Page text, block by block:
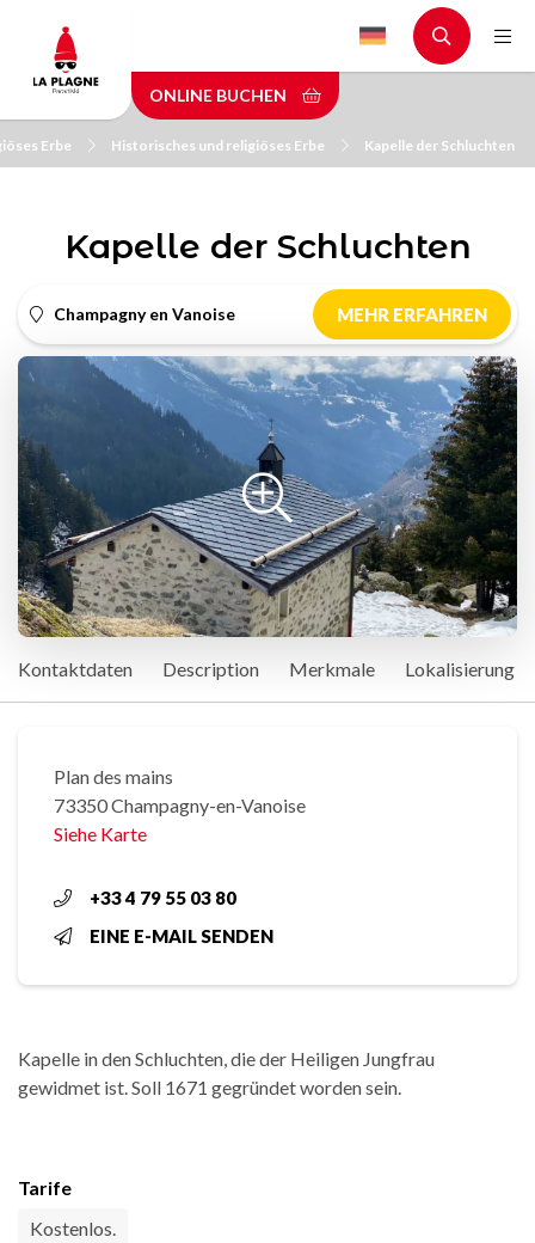
main
content
ONLINE BUCHEN
Erbe Historisches und religiöses Erbe Kapelle der Schluchten
Kapelle der Schluchten
Champagny en Vanoise MEHR ERFAHREN
Kontaktdaten Description Merkmale Lokalisierung
Plan des mains
73350 Champagny-en-Vanoise
Siehe Karte
+33 4 79 55 03 80
EINE E-MAIL SENDEN
Kapelle in den Schluchten, die der Heiligen Jungfrau
gewidmet ist. Soll 1671 gegründet worden sein.
Tarife
Kostenlos.